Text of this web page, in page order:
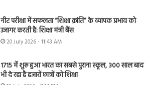
नीट परीक्षा में सफलता “शिक्षा क्रांति” के व्यापक प्रभाव को
उजागर करती है: शिक्षा मंत्री बैंस
20 July 2026 - 11:43 AM
1715 में शुरू हुआ भारत का सबसे पुराना स्कूल, 300 साल बाद
भी दे रहा है हजारों छात्रों को शिक्षा